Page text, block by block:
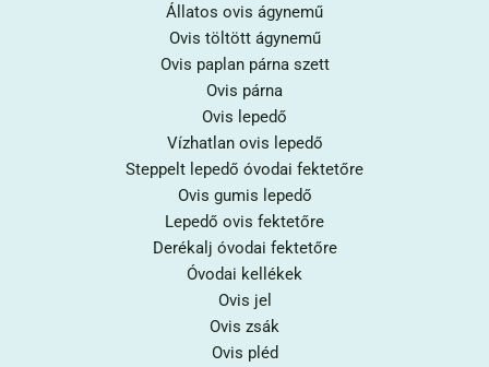
Állatos ovis ágynemű
Ovis töltött ágynemű
Ovis paplan párna szett
Ovis párna
Ovis lepedő
Vízhatlan ovis lepedő
Steppelt lepedő óvodai fektetőre
Ovis gumis lepedő
Lepedő ovis fektetőre
Derékalj óvodai fektetőre
Óvodai kellékek
Ovis jel
Ovis zsák
Ovis pléd